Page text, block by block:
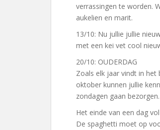
verrassingen te worden.
aukelien en marit.
13/10: Nu jullie jullie
met een kei vet cool
20/10: OUDERDAG
Zoals elk jaar vindt in het
oktober kunnen jullie
zondagen gaan bezorgen.
Het einde van een dag
De spaghetti moet op